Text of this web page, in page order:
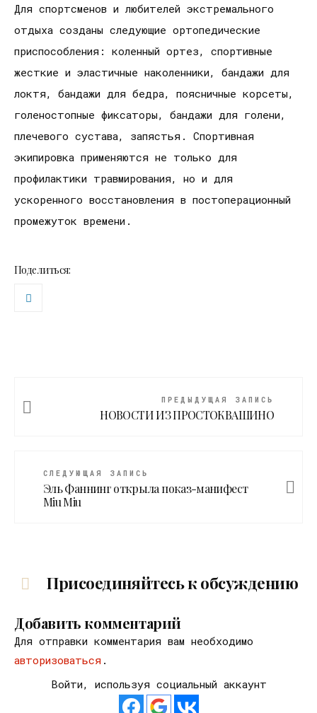
Для спортсменов и любителей экстремального
отдыха созданы следующие ортопедические
приспособления: коленный ортез, спортивные
жесткие и эластичные наколенники, бандажи для
локтя, бандажи для бедра, поясничные корсеты,
голеностопные фиксаторы, бандажи для голени,
плечевого сустава, запястья. Спортивная
экипировка применяются не только для
профилактики травмирования, но и для
ускоренного восстановления в постоперационный
промежуток времени.
Поделиться:
ПРЕДЫДУЩАЯ ЗАПИСЬ
НОВОСТИ ИЗ ПРОСТОКВАШИНО
СЛЕДУЮЩАЯ ЗАПИСЬ
Эль Фаннинг открыла показ-манифест
Мiu Miu
Присоединяйтесь к обсуждению
Добавить комментарий
Для отправки комментария вам необходимо
авторизоваться .
Войти, используя социальный аккаунт